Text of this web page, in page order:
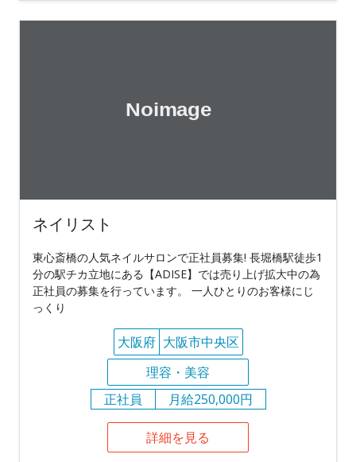
ネイリスト
東心斎橋の人気ネイルサロンで正社員募集! 長堀橋駅徒歩1
分の駅チカ立地にある【ADISE】では売り上げ拡大中の為
正社員の募集を行っています。 一人ひとりのお客様にじ
っくり
大阪府 大阪市中央区
理容・美容
正社員
月給250,000円
詳細を見る